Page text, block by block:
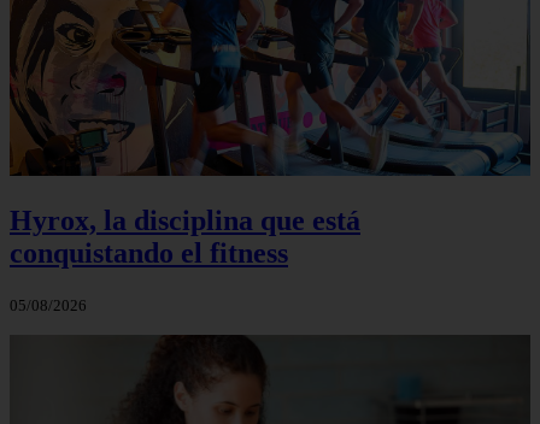
Hyrox, la disciplina que está
conquistando el fitness
05/08/2026